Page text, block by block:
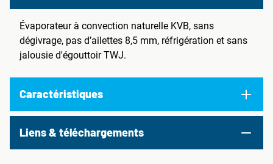
Évaporateur à convection naturelle KVB, sans
dégivrage, pas d’ailettes 8,5 mm, réfrigération et sans
jalousie d'égouttoir TWJ.
Caractéristiques
Liens & téléchargements